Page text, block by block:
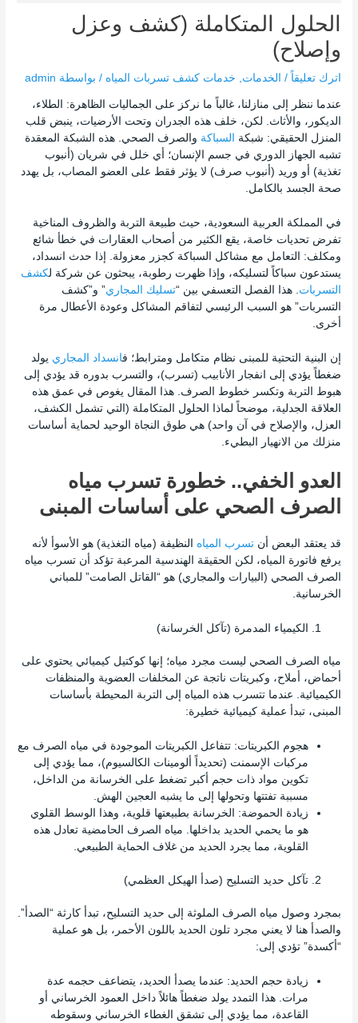
الحلول المتكاملة (كشف وعزل
وإصلاح)
اترك تعليقاً / الخدمات خدمات كشف تسربات المياه / بواسطة admin
عندما ننظر إلى منازلنا، غالباً ما نركز على الجماليات الظاهرة: الطلاء،
الديكور، والأثاث. لكن، خلف هذه الجدران وتحت الأرضيات، ينبض قلب
المنزل الحقيقي: شبكة
السباكة والصرف الصحي. هذه الشبكة المعقدة
تشبه الجهاز الدوري في جسم الإنسان؛ أي خلل في شريان (أنبوب
تغذية) أو وريد (أنبوب صرف) لا يؤثر فقط على العضو المصاب، بل يهدد
صحة الجسد بالكامل.
في المملكة العربية السعودية، حيث طبيعة التربة والظروف المناخية
تفرض تحديات خاصة، يقع الكثير من أصحاب العقارات في خطأ شائع
ومكلف: التعامل مع مشاكل السباكة كجزر معزولة. إذا حدث انسداد،
يستدعون سباكاً لتسليكه، وإذا ظهرت رطوبة، يبحثون عن شركة لكشف
التسربات. هذا الفصل التعسفي بين “تسليك المجاري” و”كشف
التسربات” هو السبب الرئيسي لتفاقم المشاكل وعودة الأعطال مرة
أخرى.
إن البنية التحتية للمبنى نظام متكامل ومترابط؛ فانسداد المجاري يولد
ضغطاً يؤدي إلى انفجار الأنابيب (تسرب)، والتسرب بدوره قد يؤدي إلى
هبوط التربة وتكسر خطوط الصرف. هذا المقال يغوص في عمق هذه
العلاقة الجدلية، موضحاً لماذا الحلول المتكاملة (التي تشمل الكشف،
العزل، والإصلاح في آن واحد) هي طوق النجاة الوحيد لحماية أساسات
منزلك من الانهيار البطيء.
العدو الخفي.. خطورة تسرب مياه
الصرف الصحي على أساسات المبنى
قد يعتقد البعض أنتسرب المياه النظيفة (مياه التغذية) هو الأسوأ لأنه
يرفع فاتورة المياه، لكن الحقيقة الهندسية المرعبة تؤكد أن تسرب مياه
الصرف الصحي (البيارات والمجاري) هو “القاتل الصامت” للمباني
الخرسانية.
الكيمياء المدمرة (تآكل الخرسانة)
مياه الصرف الصحي ليست مجرد مياه؛ إنها كوكتيل كيميائي يحتوي على
أحماض، أملاح، وكبريتات ناتجة عن المخلفات العضوية والمنظفات
الكيميائية. عندما تتسرب هذه المياه إلى التربة المحيطة بأساسات
المبنى، تبدأ عملية كيميائية خطيرة:
هجوم الكبريتات: تتفاعل الكبريتات الموجودة في مياه الصرف مع
مركبات الإسمنت (تحديداً ألومينات الكالسيوم)، مما يؤدي إلى
تكوين مواد ذات حجم أكبر تضغط على الخرسانة من الداخل،
مسببة تفتتها وتحولها إلى ما يشبه العجين الهش.
زيادة الحموضة: الخرسانة بطبيعتها قلوية، وهذا الوسط القلوي
هو ما يحمي الحديد بداخلها. مياه الصرف الحامضية تعادل هذه
القلوية، مما يجرد الحديد من غلاف الحماية الطبيعي.
تآكل حديد التسليح (صدأ الهيكل العظمي)
بمجرد وصول مياه الصرف الملوثة إلى حديد التسليح، تبدأ كارثة “الصدأ”.
والصدأ هنا لا يعني مجرد تلون الحديد باللون الأحمر، بل هو عملية
“أكسدة” تؤدي إلى:
زيادة حجم الحديد: عندما يصدأ الحديد، يتضاعف حجمه عدة
مرات. هذا التمدد يولد ضغطاً هائلاً داخل العمود الخرساني أو
القاعدة، مما يؤدي إلى تشقق الغطاء الخرساني وسقوطه